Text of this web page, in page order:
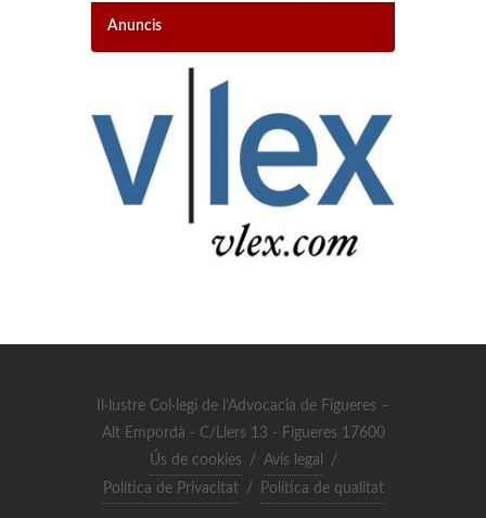
Anuncis
Il·lustre Col·legi de l’Advocacia de Figueres –
Alt Empordà - C/Llers 13 - Figueres 17600
Ús de cookies
/ Avís legal
/
Política de Privacitat
/ Política de qualitat